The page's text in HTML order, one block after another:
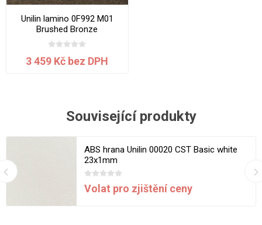
Unilin lamino 0F992 M01
Brushed Bronze
2800x2070x18 mm
3 459 Kč bez DPH
Související produkty
ABS hrana Unilin 00020 CST Basic white
23x1mm
Volat pro zjištění ceny